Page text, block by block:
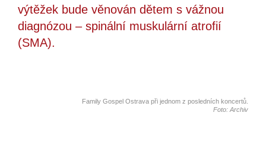
výtěžek bude věnován dětem s vážnou
diagnózou – spinální muskulární atrofií
(SMA).
Family Gospel Ostrava při jednom z posledních koncertů.
Foto: Archiv